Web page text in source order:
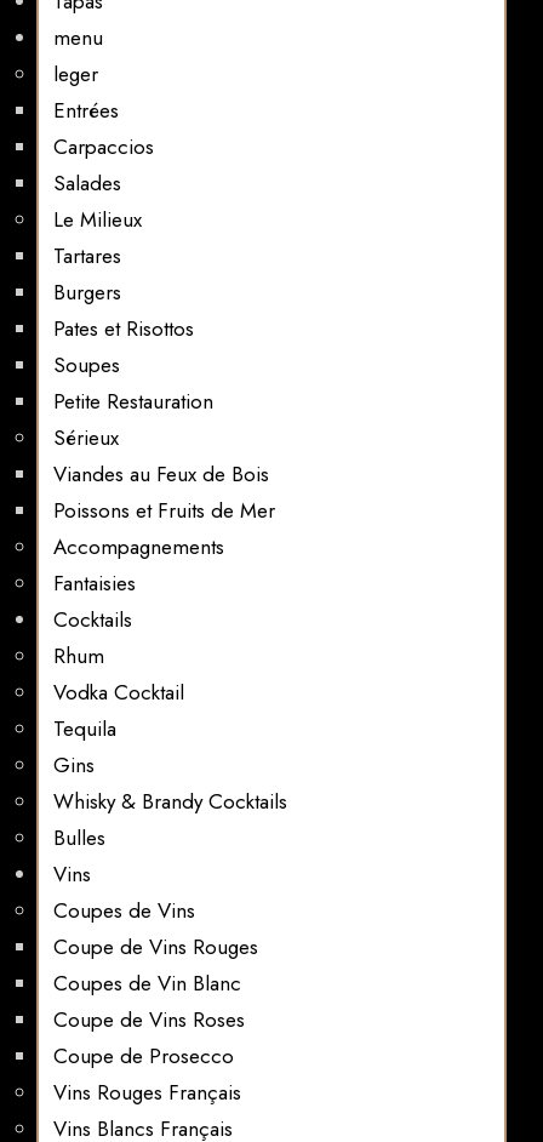
menu
leger
Entrées
Carpaccios
Salades
Le Milieux
Tartares
Burgers
Pates et Risottos
Soupes
Petite Restauration
Sérieux
Viandes au Feux de Bois
Poissons et Fruits de Mer
Accompagnements
Fantaisies
Cocktails
Rhum
Vodka Cocktail
Tequila
Gins
Whisky & Brandy Cocktails
Bulles
Vins
Coupes de Vins
Coupe de Vins Rouges
Coupes de Vin Blanc
Coupe de Vins Roses
Coupe de Prosecco
Vins Rouges Français
Vins Blancs Français